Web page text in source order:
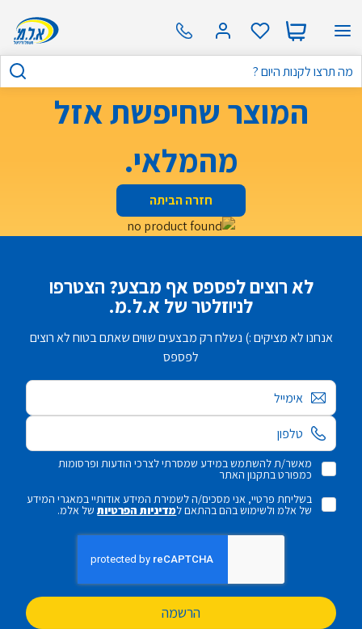
המוצר שחיפשת אזל
מהמלאי.
חזרה הביתה
לא רוצים לפספס אף מבצע? הצטרפו
לניוזלטר של א.ל.מ.
אנחנו לא מציקים :) נשלח רק מבצעים שווים שאתם בטוח לא רוצים
לפספס
אימייל
מאשר/ת להשתמש במידע שמסרתי לצרכי הודעות ופרסומות
כמפורט בתקנון האתר
בשליחת פרטיי, אני מסכים/ה לשמירת המידע אודותיי במאגרי המידע
של אלמ ולשימוש בהם בהתאם למדיניות הפרטיותשל אלמ.
הרשמה